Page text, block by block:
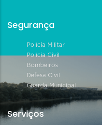
Segurança
Polícia Militar
Polícia Civil
Bombeiros
Defesa Civil
Guarda Municipal
Serviços